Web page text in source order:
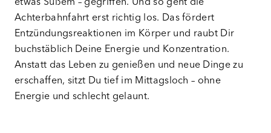
etwas Süßem – gegriffen. Und so geht die
Achterbahnfahrt erst richtig los. Das fördert
Entzündungsreaktionen im Körper und raubt Dir
buchstäblich Deine Energie und Konzentration.
Anstatt das Leben zu genießen und neue Dinge zu
erschaffen, sitzt Du tief im Mittagsloch – ohne
Energie und schlecht gelaunt.